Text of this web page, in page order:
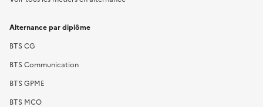
Alternance par diplôme
BTS CG
BTS Communication
BTS GPME
BTS MCO